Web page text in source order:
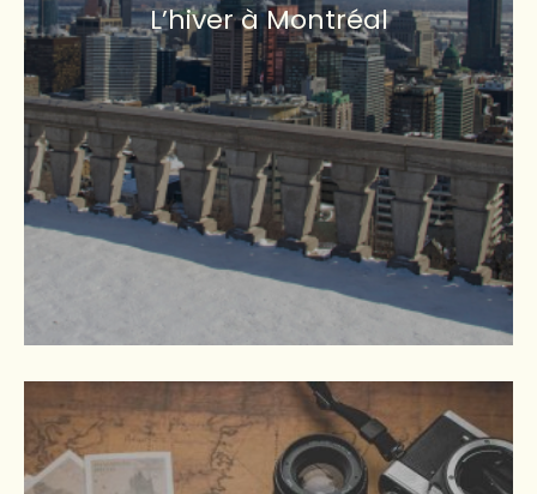
L’hiver à Montréal